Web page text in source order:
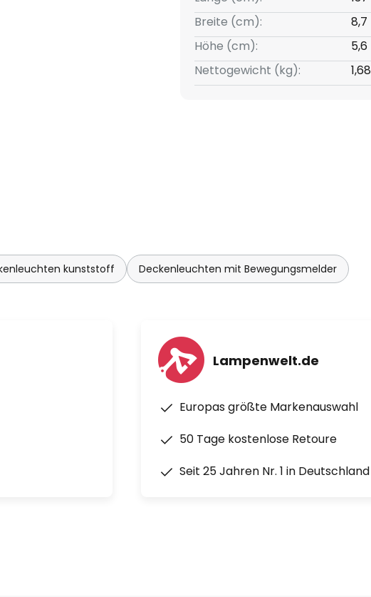
miteinander vernetzt
- 20 bis + 40 °C
Breite (cm):
8,7
Höhe (cm):
5,6
Nettogewicht (kg):
1,68
kunststoff Deckenleuchten mit Bewegungsmelder
Lampenwelt.de
Europas größte Markenauswahl
50 Tage kostenlose Retoure
Seit 25 Jahren Nr. 1 in Deutschland